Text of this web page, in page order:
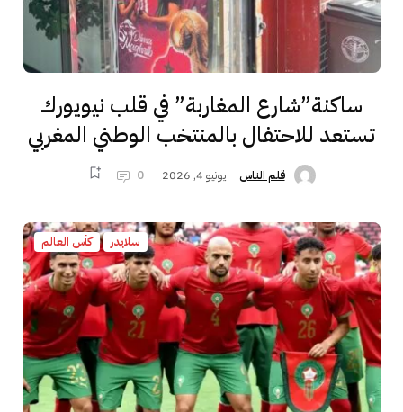
ساكنة”شارع المغاربة” في قلب نيويورك
تستعد للاحتفال بالمنتخب الوطني المغربي
قلم الناس يونيو 4, 2026 0
سلايدر كأس العالم